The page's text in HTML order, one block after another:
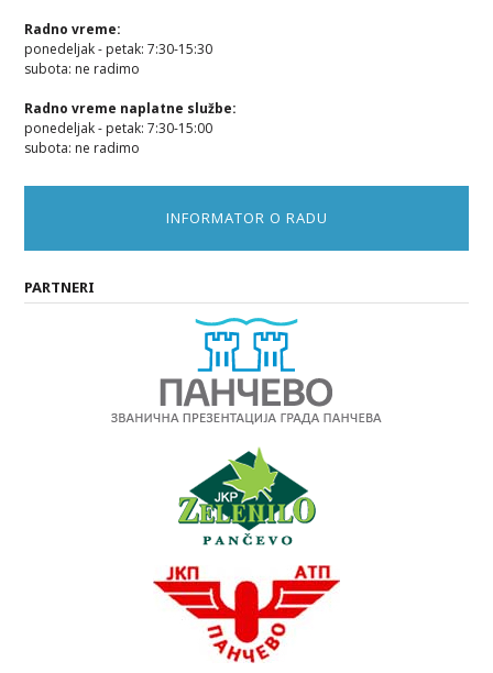
Radno vreme:
ponedeljak - petak: 7:30-15:30
subota: ne radimo
Radno vreme naplatne službe:
ponedeljak - petak: 7:30-15:00
subota: ne radimo
INFORMATOR O RADU
PARTNERI